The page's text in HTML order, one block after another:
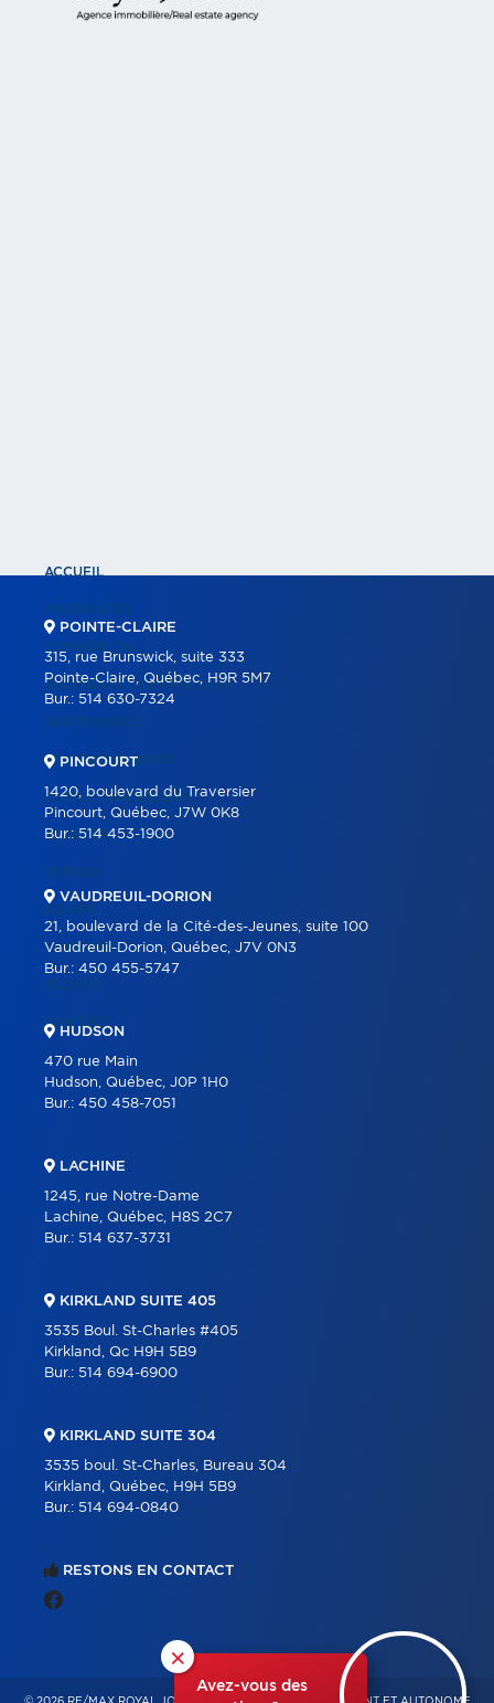
×
Avez-vous des
ACCUEIL
PROPRIÉTÉS
COMMERCIAL
BÂTIMENTS COMMERCIAUX
PARTENAIRES
NOS PROGRAMMES
OUTILS IMMOBILIERS
ACHETER
VENDRE
ÉQUIPE
CARRIÈRE
BLOGUE
CONTACT
POINTE-CLAIRE
315, rue Brunswick, suite 333
Pointe-Claire, Québec, H9R 5M7
Bur.: 514 630-7324
PINCOURT
1420, boulevard du Traversier
Pincourt, Québec, J7W 0K8
Bur.:514 453-1900
VAUDREUIL-DORION
21, boulevard de la Cité-des-Jeunes, suite 100
Vaudreuil-Dorion, Québec, J7V 0N3
Bur.: 450 455-5747
HUDSON
470 rue Main
Hudson, Québec, J0P 1H0
Bur.: 450 458-7051
LACHINE
1245, rue Notre-Dame
Lachine, Québec, H8S 2C7
Bur.: 514 637-3731
KIRKLAND SUITE 405
3535 Boul. St-Charles #405
Kirkland, Qc H9H 5B9
Bur.: 514 694-6900
KIRKLAND SUITE 304
3535 boul. St-Charles, Bureau 304
Kirkland, Québec, H9H 5B9
Bur.: 514 694-0840
RESTONS EN CONTACT